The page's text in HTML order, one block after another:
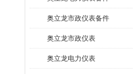
奥立龙市政仪表备件
奥立龙市政仪表
奥立龙电力仪表